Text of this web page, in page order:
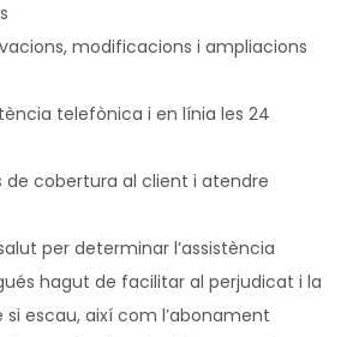
modificacions i ampliacions
telefònica i en línia les 24
de cobertura al client i atendre
per determinar l’assistència
hagut de facilitar al perjudicat i la
escau, així com l’abonament